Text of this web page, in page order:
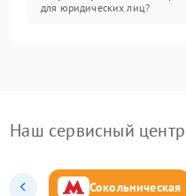
для юридических лиц?
Наш сервисный
Сокольническая